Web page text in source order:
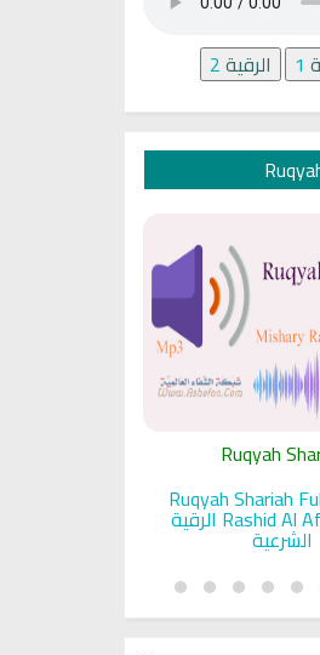
1 الرقية2
Ruqyah
Ruqyah Shariah
Rashid Al Afasy Mp3 الرقية
الشرعية